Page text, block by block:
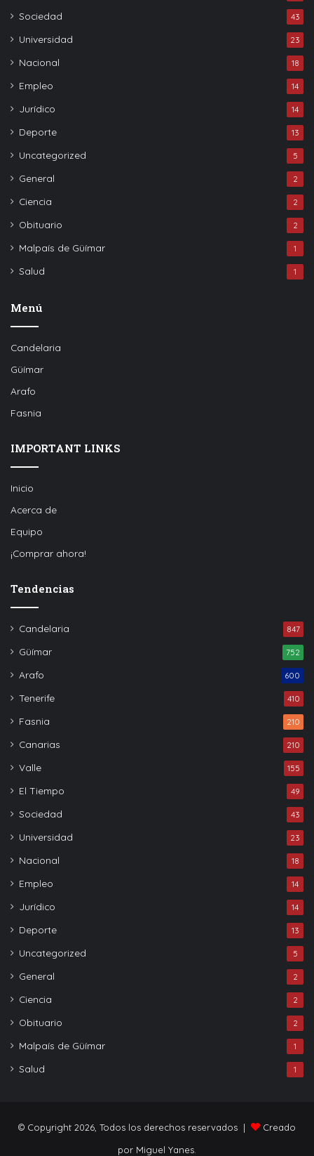
Sociedad 43
Universidad 23
Nacional 18
Empleo 14
Jurídico 14
Deporte 13
Uncategorized 5
General 2
Ciencia 2
Obituario 2
Malpaís de Güímar 1
Salud 1
Menú
Candelaria
Güímar
Arafo
Fasnia
IMPORTANT LINKS
Inicio
Acerca de
Equipo
¡Comprar ahora!
Tendencias
Candelaria 847
Güímar 752
Arafo 600
Tenerife 410
Fasnia 210
Canarias 210
Valle 155
El Tiempo 49
Sociedad 43
Universidad 23
Nacional 18
Empleo 14
Jurídico 14
Deporte 13
Uncategorized 5
General 2
Ciencia 2
Obituario 2
Malpaís de Güímar 1
Salud 1
© Copyright 2026, Todos los derechos reservados |
Creado
por Miguel Yanes.